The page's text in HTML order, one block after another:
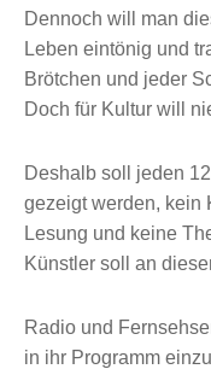
Dennoch will man
Leben eintönig und
Brötchen und jeder
Doch für Kultur will
Deshalb soll jeden
gezeigt werden, kein
Lesung und keine
Künstler soll an
Radio und
in ihr Programm